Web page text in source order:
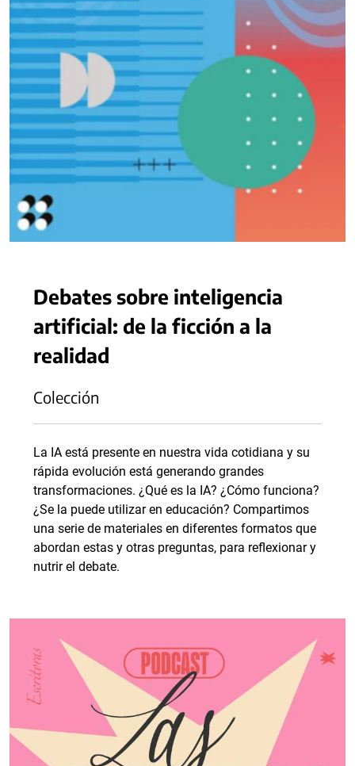
Debates sobre inteligencia
artificial: de la ficción a la
realidad
Colección
La IA está presente en nuestra vida cotidiana y su
rápida evolución está generando grandes
transformaciones. ¿Qué es la IA? ¿Cómo funciona?
¿Se la puede utilizar en educación? Compartimos
una serie de materiales en diferentes formatos que
abordan estas y otras preguntas, para reflexionar y
nutrir el debate.